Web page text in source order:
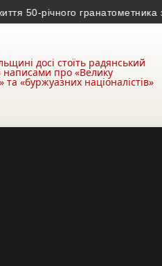
річного гранатометника з
досі стоїть радянський
написами про «Велику
та «буржуазних націоналістів»